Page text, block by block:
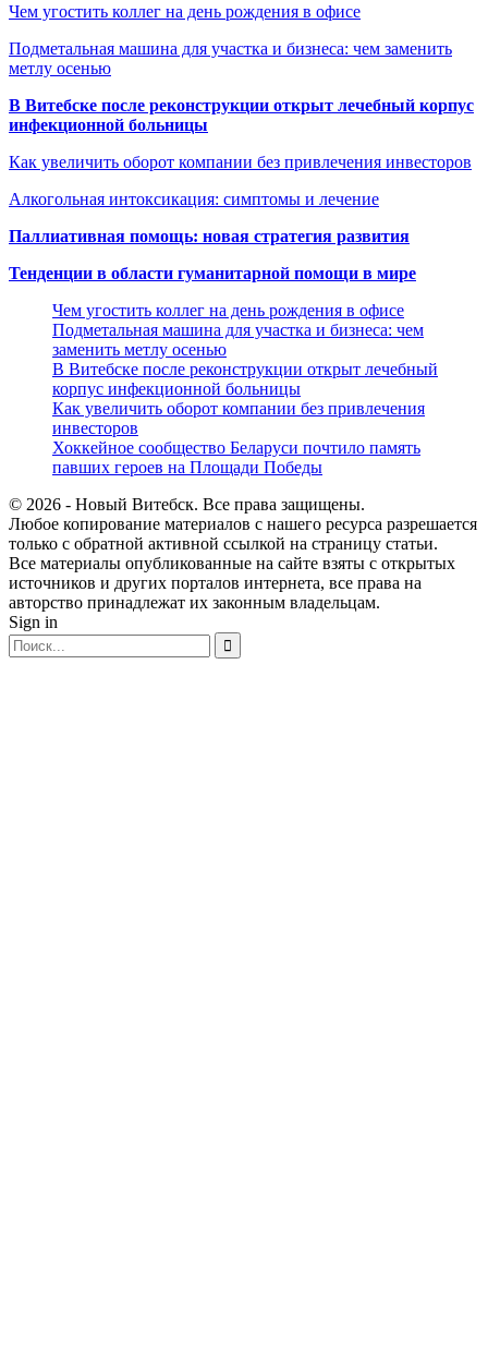
Чем угостить коллег на день рождения в офисе
Подметальная машина для участка и бизнеса: чем заменить
метлу осенью
В Витебске после реконструкции открыт лечебный корпус
инфекционной больницы
Как увеличить оборот компании без привлечения инвесторов
Алкогольная интоксикация: симптомы и лечение
Паллиативная помощь: новая стратегия развития
Тенденции в области гуманитарной помощи в мире
Чем угостить коллег на день рождения в офисе
Подметальная машина для участка и бизнеса: чем
заменить метлу осенью
В Витебске после реконструкции открыт лечебный
корпус инфекционной больницы
Как увеличить оборот компании без привлечения
инвесторов
Хоккейное сообщество Беларуси почтило память
павших героев на Площади Победы
© 2026 - Новый Витебск. Все права защищены.
Любое копирование материалов с нашего ресурса разрешается
только с обратной активной ссылкой на страницу статьи.
Все материалы опубликованные на сайте взяты с открытых
источников и других порталов интернета, все права на
авторство принадлежат их законным владельцам.
Sign in